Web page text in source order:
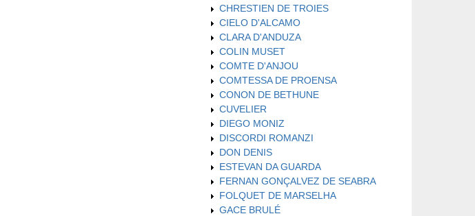
CHRESTIEN DE TROIES
CIELO D'ALCAMO
CLARA D'ANDUZA
COLIN MUSET
COMTE D'ANJOU
COMTESSA DE PROENSA
CONON DE BETHUNE
CUVELIER
DIEGO MONIZ
DISCORDI ROMANZI
DON DENIS
ESTEVAN DA GUARDA
FERNAN GONÇALVEZ DE SEABRA
FOLQUET DE MARSELHA
GACE BRULÉ